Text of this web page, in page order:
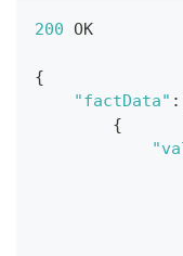
200 OK
{
"factData" :
{